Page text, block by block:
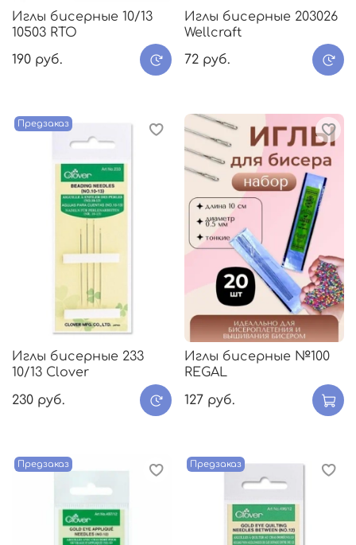
Иглы бисерные 10/13
10503 RTO
190 руб.
Иглы бисерные 203026
Wellcraft
72 руб.
Предзаказ
Иглы бисерные 233
10/13 Clover
230 руб.
Иглы бисерные №100
REGAL
127 руб.
Предзаказ Предзаказ